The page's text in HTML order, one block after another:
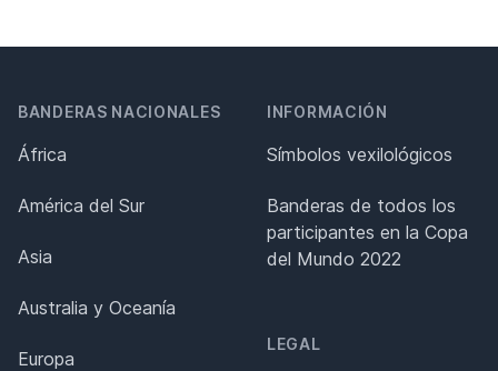
BANDERAS NACIONALES
África
América del Sur
Asia
Australia y Oceanía
Europa
INFORMACIÓN
Símbolos vexilológicos
Banderas de todos los
participantes en la Copa
del Mundo 2022
LEGAL